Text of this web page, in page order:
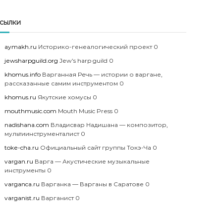
aymakh.ru Историко-генеалогический проект 0
jewsharpguild.org Jew’s harp guild 0
khomus.info Варганная Речь — истории о варгане,
рассказанные самим инструментом 0
khomus.ru Якутские хомусы 0
mouthmusic.com Mouth Music Press 0
nadishana.com Владисвар Надишана — композитор,
мультиинструменталист 0
toke-cha.ru Официальный сайт группы Токэ-Ча 0
vargan.ru Варга — Акустические музыкальные
инструменты 0
varganca.ru Варганка — Варганы в Саратове 0
varganist.ru Варганист 0